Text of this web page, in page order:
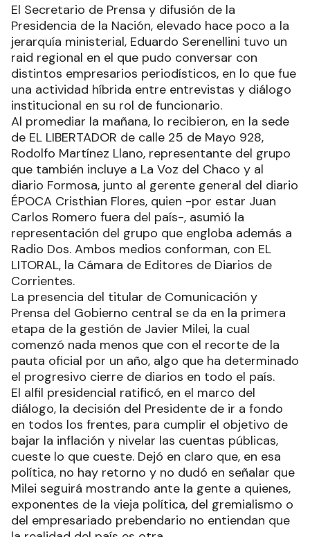
El Secretario de Prensa y difusión de la
Presidencia de la Nación, elevado hace poco a la
jerarquía ministerial, Eduardo Serenellini tuvo un
raid regional en el que pudo conversar con
distintos empresarios periodísticos, en lo que fue
una actividad híbrida entre entrevistas y diálogo
institucional en su rol de funcionario.
Al promediar la mañana, lo recibieron, en la sede
de EL LIBERTADOR de calle 25 de Mayo 928,
Rodolfo Martínez Llano, representante del grupo
que también incluye a La Voz del Chaco y al
diario Formosa, junto al gerente general del diario
ÉPOCA Cristhian Flores, quien -por estar Juan
Carlos Romero fuera del país-, asumió la
representación del grupo que engloba además a
Radio Dos. Ambos medios conforman, con EL
LITORAL, la Cámara de Editores de Diarios de
Corrientes.
La presencia del titular de Comunicación y
Prensa del Gobierno central se da en la primera
etapa de la gestión de Javier Milei, la cual
comenzó nada menos que con el recorte de la
pauta oficial por un año, algo que ha determinado
el progresivo cierre de diarios en todo el país.
El alfil presidencial ratificó, en el marco del
diálogo, la decisión del Presidente de ir a fondo
en todos los frentes, para cumplir el objetivo de
bajar la inflación y nivelar las cuentas públicas,
cueste lo que cueste. Dejó en claro que, en esa
política, no hay retorno y no dudó en señalar que
Milei seguirá mostrando ante la gente a quienes,
exponentes de la vieja política, del gremialismo o
del empresariado prebendario no entiendan que